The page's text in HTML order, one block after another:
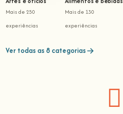
Mais de 250
experiências
Mais de 130
experiências
Ver todas as 8 categorias